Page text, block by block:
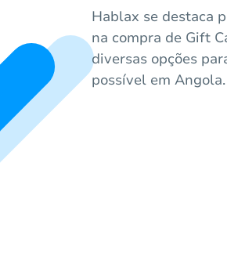
Hablax se destaca
na compra de Gift
diversas opções
possível em Angola.